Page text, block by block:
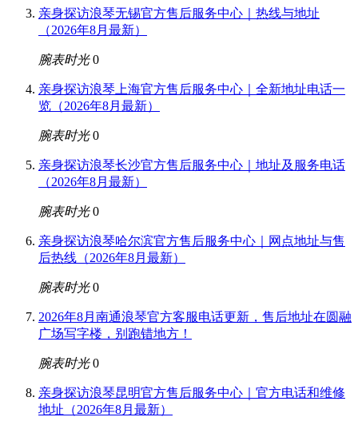
亲身探访浪琴无锡官方售后服务中心｜热线与地址
（2026年8月最新）
腕表时光 0
亲身探访浪琴上海官方售后服务中心｜全新地址电话一
览（2026年8月最新）
腕表时光 0
亲身探访浪琴长沙官方售后服务中心｜地址及服务电话
（2026年8月最新）
腕表时光 0
亲身探访浪琴哈尔滨官方售后服务中心｜网点地址与售
后热线（2026年8月最新）
腕表时光 0
2026年8月南通浪琴官方客服电话更新，售后地址在圆融
广场写字楼，别跑错地方！
腕表时光 0
亲身探访浪琴昆明官方售后服务中心｜官方电话和维修
地址（2026年8月最新）